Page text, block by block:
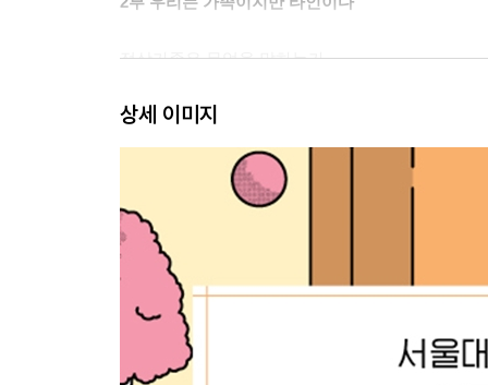
정상가족은 무엇을 말하는가
새로운 형태의 가족을 상상하다
Q/A 묻고 답하기
3부 완전한 행복을 위한 젠더 해방
혐오의 시대를 살아가는 사람들
누가 평등을 말할 수 있을까
젠더를 넘어 성평등으로
Q/A 묻고 답하기
상세 이미지